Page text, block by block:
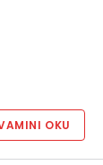
OKU